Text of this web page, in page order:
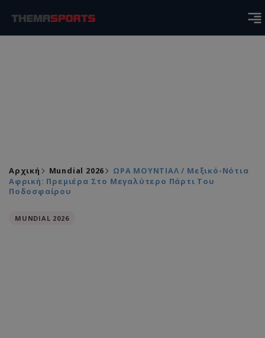
Αρχική Mundial 2026
ΩΡΑ ΜΟΥΝΤΙΑΛ / Μεξικό-Νότια
Αφρική: Πρεμιέρα Στο Μεγαλύτερο Πάρτι Του
Ποδοσφαίρου
MUNDIAL 2026